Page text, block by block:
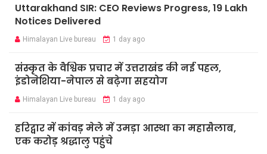
Uttarakhand SIR: CEO Reviews Progress, 19 Lakh
Notices Delivered
Himalayan Live bureau 1 day ago
संस्कृत के वैश्विक प्रचार में उत्तराखंड की नई पहल,
इंडोनेशिया-नेपाल से बढ़ेगा सहयोग
Himalayan Live bureau 1 day ago
हरिद्वार में कांवड़ मेले में उमड़ा आस्था का महासैलाब,
एक करोड़ श्रद्धालु पहुंचे